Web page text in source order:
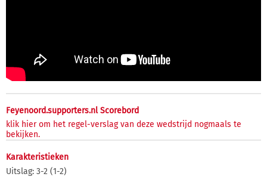
Feyenoord.supporters.nl Scorebord
klik hier om het regel-verslag van deze wedstrijd nogmaals te
bekijken.
Karakteristieken
Uitslag: 3-2 (1-2)